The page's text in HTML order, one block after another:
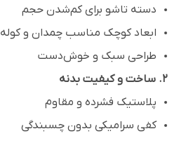
دسته تاشو برای کم‌شدن حجم
ابعاد کوچک مناسب چمدان و کوله
طراحی سبک و خوش‌دست
۲. ساخت و کیفیت بدنه
پلاستیک فشرده و مقاوم
کفی سرامیکی بدون چسبندگی